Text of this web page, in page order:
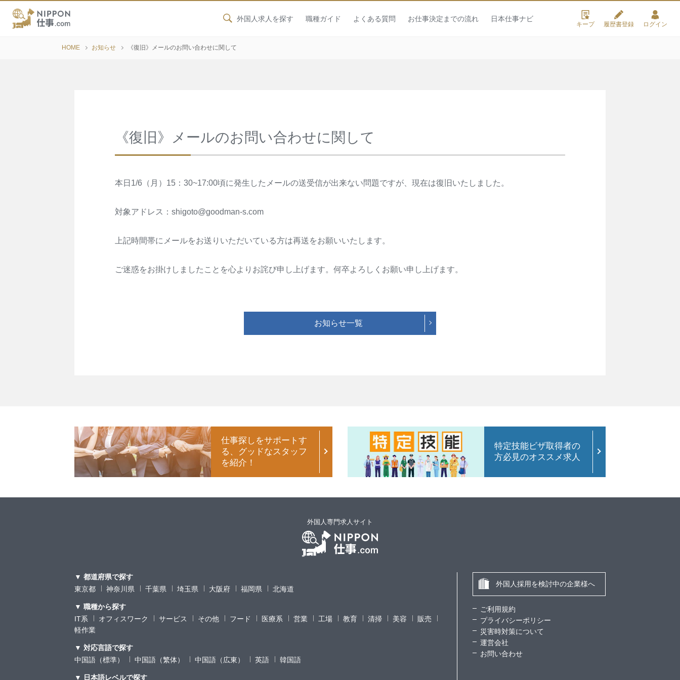
外国人求人を探す 職種ガイド よくある質問 お仕事決定までの流れ 日本仕事ナビ
キープ 履歴書登録 ログイン
HOME お知らせ 《復旧》メールのお問い合わせに関して
《復旧》メールのお問い合わせに関して
本日1/6（月）15：30~17:00頃に発生したメールの送受信が出来ない問題ですが、現在は復旧いたしました。
対象アドレス：shigoto@goodman-s.com
上記時間帯にメールをお送りいただいている方は再送をお願いいたします。
ご迷惑をお掛けしましたことを心よりお詫び申し上げます。何卒よろしくお願い申し上げます。
お知らせ一覧
仕事探しをサポートす
る、グッドなスタッフ
を紹介！
特定技能ビザ取得者の
方必見のオススメ求人
外国人専門求人サイト
▼ 都道府県で探す
東京都
神奈川県 千葉県 埼玉県 大阪府 福岡県 北海道
▼ 職種から探す
IT系
オフィスワーク サービス その他 フード 医療系 営業 工場 教育 清掃 美容
販売
軽作業
▼ 対応言語で探す
中国語（標準）
中国語（繁体） 中国語（広東） 英語 韓国語
▼ 日本語レベルで探す
外国人採用を検討中の企業様へ
ご利用規約
プライバシーポリシー
災害時対策について
運営会社
お問い合わせ